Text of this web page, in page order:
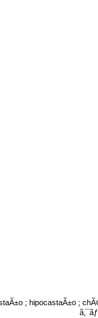
; hipocastaÃ±o ;